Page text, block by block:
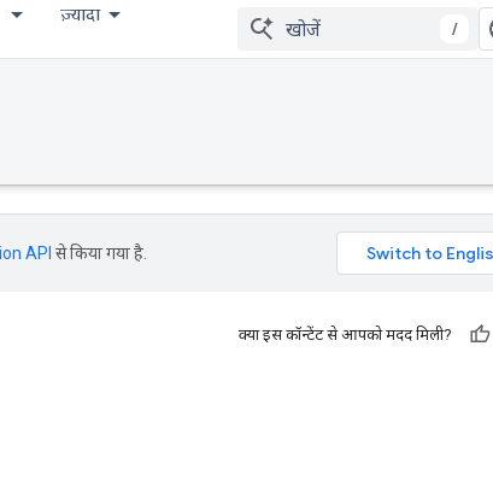
ज़्यादा
/
API से किया गया है.
क्या इस कॉन्टेंट से आपको मदद मिली?